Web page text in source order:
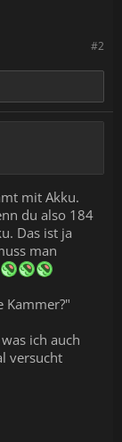
#2
mit Akku.
du also 184
Das ist ja
man
Kammer?"
ich auch
versucht